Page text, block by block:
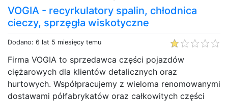
VOGIA - recyrkulatory spalin, chłodnica
cieczy, sprzęgła wiskotyczne
Dodano: 6 lat 5 miesięcy temu
Firma VOGIA to sprzedawca części pojazdów
ciężarowych dla klientów detalicznych oraz
hurtowych. Współpracujemy z wieloma renomowanymi
dostawami półfabrykatów oraz całkowitych części